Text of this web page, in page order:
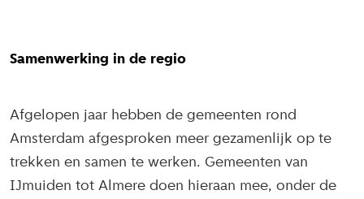
Samenwerking in de regio
Afgelopen jaar hebben de gemeenten rond
Amsterdam afgesproken meer gezamenlijk op te
trekken en samen te werken. Gemeenten van
IJmuiden tot Almere doen hieraan mee, onder de